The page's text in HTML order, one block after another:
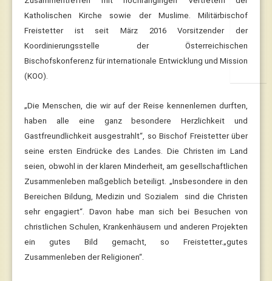
Katholischen Kirche sowie der Muslime. Militärbischof
Freistetter ist seit März 2016 Vorsitzender der
Koordinierungsstelle der Österreichischen
Bischofskonferenz für internationale Entwicklung und Mission
(KOO).
„Die Menschen, die wir auf der Reise kennenlernen durften,
haben alle eine ganz besondere Herzlichkeit und
Gastfreundlichkeit ausgestrahlt“, so Bischof Freistetter über
seine ersten Eindrücke des Landes. Die Christen im Land
seien, obwohl in der klaren Minderheit, am gesellschaftlichen
Zusammenleben maßgeblich beteiligt. „Insbesondere in den
Bereichen Bildung, Medizin und Sozialem sind die Christen
sehr engagiert“. Davon habe man sich bei Besuchen von
christlichen Schulen, Krankenhäusern und anderen Projekten
ein gutes Bild gemacht, so Freistetter.„gutes
Zusammenleben der Religionen“.